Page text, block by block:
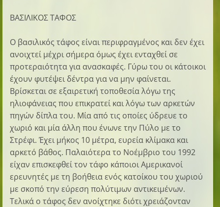
ΒΑΣΙΛΙΚΟΣ ΤΑΦΟΣ
Ο βασιλικός τάφος είναι περιφραγμένος και δεν έχει
ανοιχτεί μέχρι σήμερα όμως έχει ενταχθεί σε
προτεραιότητα για ανασκαφές. Γύρω του οι κάτοικοι
έχουν φυτέψει δέντρα για να μην φαίνεται.
Βρίσκεται σε εξαιρετική τοποθεσία λόγω της
ηλιοφάνειας που επικρατεί και λόγω των αρκετών
πηγών δίπλα του. Μία από τις οποίες ύδρευε το
χωριό και μία άλλη που ένωνε την Πύλο με το
Στρέφι. Έχει μήκος 10 μέτρα, ευρεία κλίμακα και
αρκετό βάθος. Παλαιότερα το Νοέμβριο του 1992
είχαν επισκεφθεί τον τάφο κάποιοι Αμερικανοί
ερευνητές με τη βοήθεια ενός κατοίκου του χωριού
με σκοπό την εύρεση πολύτιμων αντικειμένων.
Τελικά ο τάφος δεν ανοίχτηκε διότι χρειάζονταν